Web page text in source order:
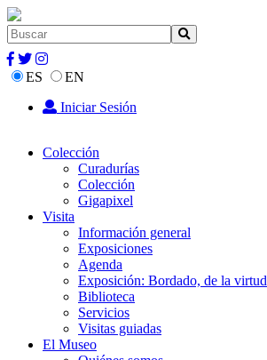
ES
EN
Iniciar Sesión
Colección
Curadurías
Colección
Gigapixel
Visita
Información general
Exposiciones
Agenda
Exposición: Bordado, de la virtud
Biblioteca
Servicios
Visitas guiadas
El Museo